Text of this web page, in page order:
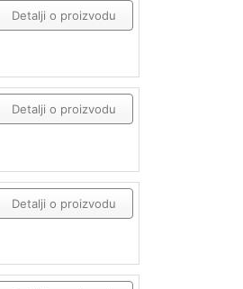
Detalji o proizvodu
Detalji o proizvodu
Detalji o proizvodu